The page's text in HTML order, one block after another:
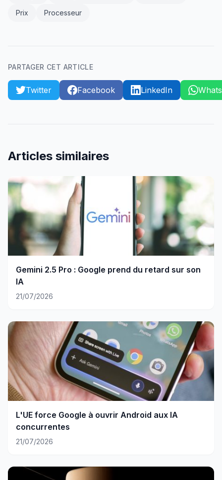
Prix Processeur
PARTAGER CET ARTICLE
Twitter Facebook LinkedIn
Articles similaires
Gemini 2.5 Pro : Google prend du retard sur son
IA
21/07/2026
L'UE force Google à ouvrir Android aux IA
concurrentes
21/07/2026